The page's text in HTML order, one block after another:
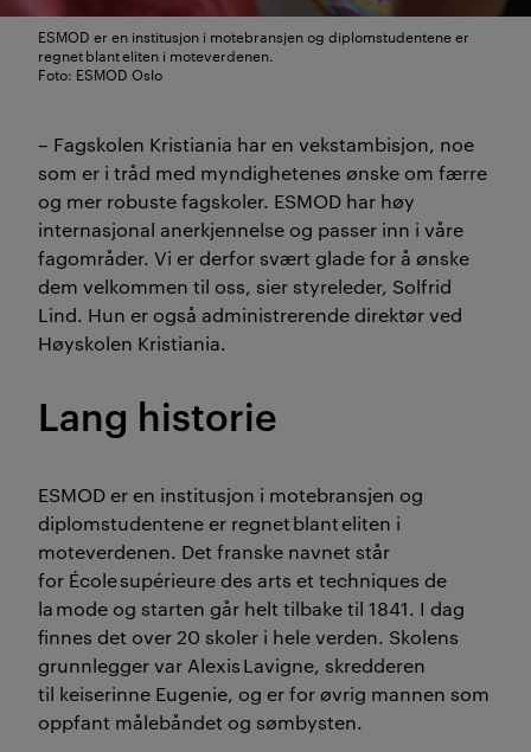
ESMOD er en institusjon i motebransjen og diplomstudentene er
regnet blant eliten i moteverdenen.
Foto: ESMOD Oslo
– Fagskolen Kristiania har en vekstambisjon, noe
som er i tråd med myndighetenes ønske om færre
og mer robuste fagskoler. ESMOD har høy
internasjonal anerkjennelse og passer inn i våre
fagområder. Vi er derfor svært glade for å ønske
dem velkommen til oss, sier styreleder, Solfrid
Lind. Hun er også administrerende direktørved
Høyskolen Kristiania.
Lang historie
ESMOD er en institusjon i motebransjen og
diplomstudentene er regnet blant eliten i
moteverdenen. Det franske navnet står
for École supérieure des arts et techniques de
la mode og starten går helt tilbake til 1841. I dag
finnes det over 20 skoler i hele verden. Skolens
grunnlegger var AlexisLavigne, skredderen
til keiserinne Eugenie, og erfor øvrig mannen som
oppfant målebåndet og sømbysten.